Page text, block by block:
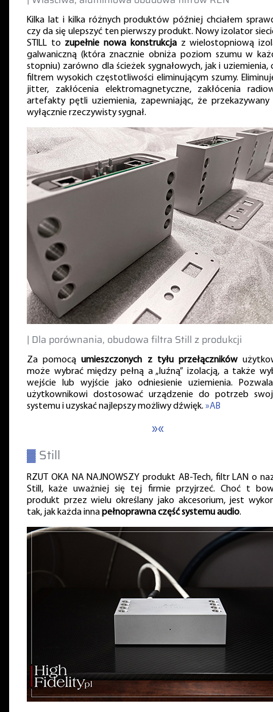
Kilka lat i kilka różnych produktów później chciałem
czy da się ulepszyć ten pierwszy produkt. Nowy izolator
STILL to zupełnie nowa konstrukcjaz wielostopniową
galwaniczną (która znacznie obniża poziom szumu w
stopniu) zarówno dla ścieżek sygnałowych, jak i uziemienia,
filtrem wysokich częstotliwości eliminującym szumy.
jitter, zakłócenia elektromagnetyczne, zakłócenia
artefakty pętli uziemienia, zapewniając, że przekazywany
wyłącznie rzeczywisty sygnał.
| Dla porównania, obudowa filtra Still z produkcji
Za pomocąumieszczonych z tyłu przełączników
może wybrać między pełną a „luźną” izolacją, a także
wejście lub wyjście jako odniesienie uziemienia.
użytkownikowi dostosować urządzenie do potrzeb
systemu i uzyskać najlepszy możliwy dźwięk. »AB
»«
▓Still
RZUT OKA NA NAJNOWSZY produkt AB-Tech, filtr LAN o
Still, każe uważniej się tej firmie przyjrzeć. Choć t
produkt przez wielu określany jako akcesorium, jest
tak, jak każda innapełnoprawna część systemu audio.